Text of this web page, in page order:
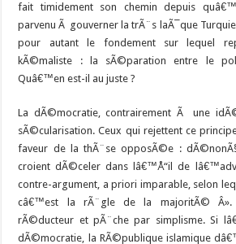
fait timidement son chemin depuis
parvenu Ã gouverner la trÃ¨s laÃ¯que
pour autant le fondement sur lequel
kÃ©maliste : la sÃ©paration entre le
Quâ€™en est-il au juste ?
La dÃ©mocratie, contrairement Ã une
sÃ©cularisation. Ceux qui rejettent ce
faveur de la thÃ¨se opposÃ©e :
croient dÃ©celer dans lâ€™Å“il de
contre-argument, a priori imparable, selon
câ€™est la rÃ¨gle de la majoritÃ© Â».
rÃ©ducteur et pÃ¨che par simplisme. Si
dÃ©mocratie, la RÃ©publique islamique